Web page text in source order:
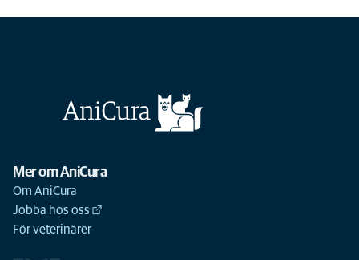
Mer om AniCura
Om AniCura
Jobba hos oss
För veterinärer